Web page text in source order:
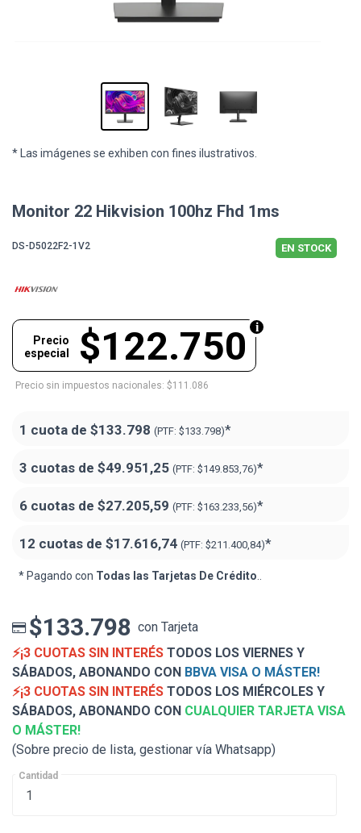
* Las imágenes se exhiben con fines ilustrativos.
Monitor 22 Hikvision 100hz Fhd 1ms
DS-D5022F2-1V2 EN STOCK
$122.750
Precio
especial
Precio sin impuestos nacionales: $111.086
1 cuota de $133.798 (PTF: $133.798)*
3 cuotas de $49.951,25 (PTF: $149.853,76)*
6 cuotas de $27.205,59 (PTF: $163.233,56)*
12 cuotas de $17.616,74 (PTF: $211.400,84)*
* Pagando con Todas las Tarjetas De Crédito
$133.798 con Tarjeta
⚡¡3 CUOTAS SIN INTERÉS TODOS LOS VIERNES Y
SÁBADOS, ABONANDO CON BBVA VISA O MÁSTER!
⚡¡3 CUOTAS SIN INTERÉS TODOS LOS MIÉRCOLES Y
SÁBADOS, ABONANDO CON CUALQUIER TARJETA VISA
O MÁSTER!
(Sobre precio de lista, gestionar vía Whatsapp)
Cantidad